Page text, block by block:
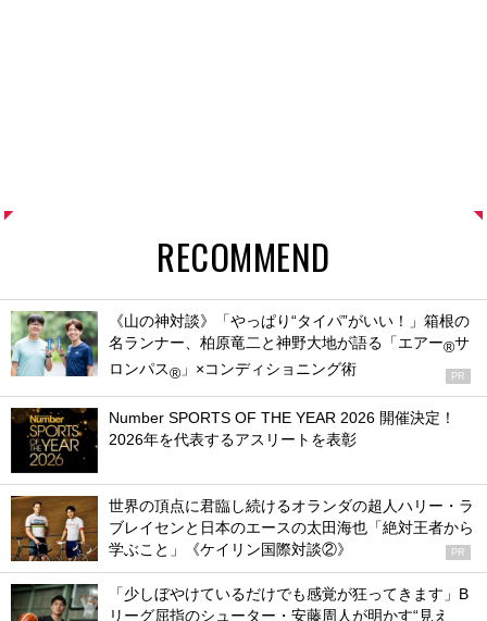
RECOMMEND
《山の神対談》「やっぱり“タイパ”がいい！」箱根の
名ランナー、柏原竜二と神野大地が語る「エアー®サ
ロンパス® 」×コンディショニング術 PR
Number SPORTS OF THE YEAR 2026 開催決定！
2026年を代表するアスリートを表彰
世界の頂点に君臨し続けるオランダの超人ハリー・ラ
ブレイセンと日本のエースの太田海也「絶対王者から
学ぶこと」《ケイリン国際対談②》
PR
「少しぼやけているだけでも感覚が狂ってきます」B
リーグ屈指のシューター・安藤周人が明かす“見え